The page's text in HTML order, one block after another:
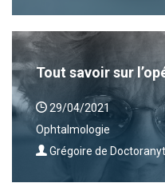
Tout savoir sur
29/04/2021
Ophtalmologie
Grégoire de